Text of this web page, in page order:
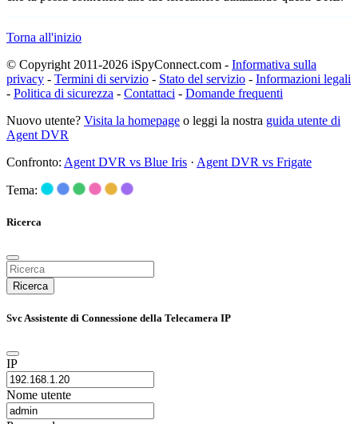
Torna all'inizio
© Copyright 2011-2026 iSpyConnect.com - Informativa sulla
privacy - Termini di servizio - Stato del servizio - Informazioni legali
- Politica di sicurezza - Contattaci - Domande frequenti
Nuovo utente? Visita la homepage o leggi la nostra guida utente di
Agent DVR
Confronto: Agent DVR vs Blue Iris · Agent DVR vs Frigate
Tema:
Ricerca
Ricerca
Svc Assistente di Connessione della Telecamera IP
IP
Nome utente